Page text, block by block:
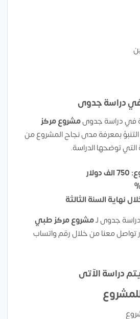
في دراسة جدوى
في دراسة جدوىمشروع مركز
بمعرفة مدى نجاح المشروع من
التي توضحها الدراسة.
نهاية السنة الثالثة
جدوى لـمشروع مركز طبي
تواصل معنا من خلال رقم واتساب
دراسة الآتى